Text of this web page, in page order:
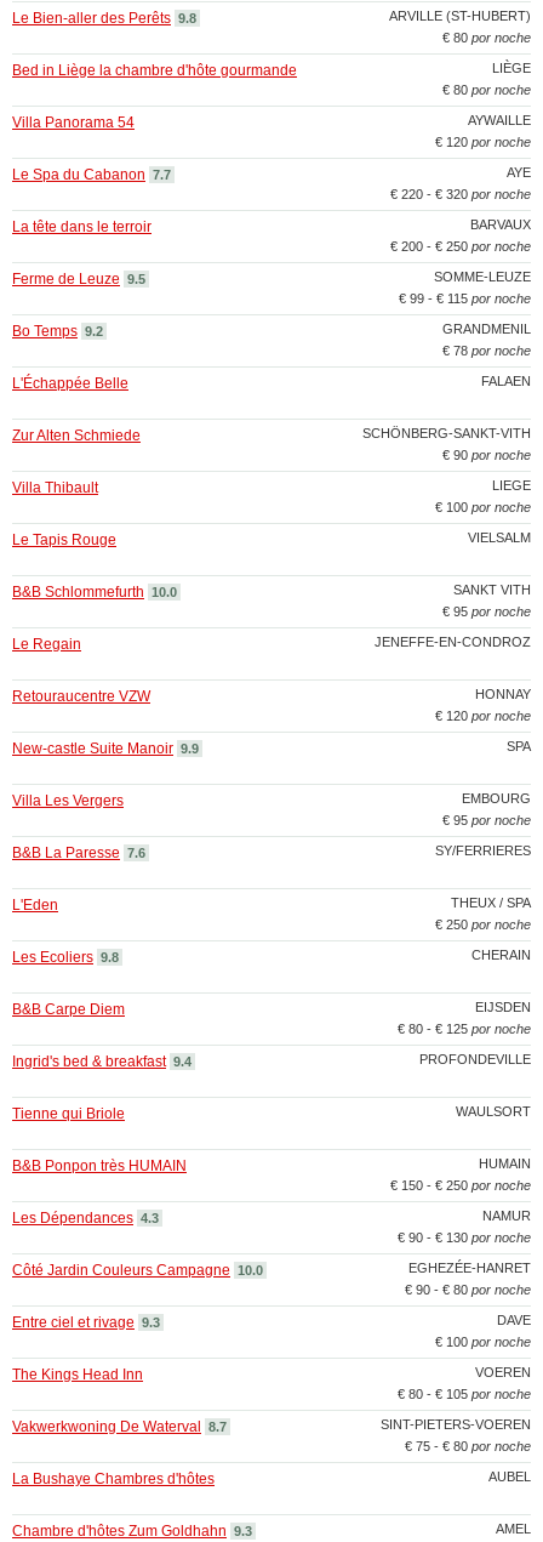
ARVILLE (ST-HUBERT)
Le Bien-aller des Perêts 9.8
€ 80 por noche
LIÈGE
Bed in Liège la chambre d'hôte gourmande
€ 80 por noche
AYWAILLE
Villa Panorama 54
€ 120 por noche
AYE
Le Spa du Cabanon 7.7
€ 220 - € 320 por noche
BARVAUX
La tête dans le terroir
€ 200 - € 250 por noche
SOMME-LEUZE
Ferme de Leuze 9.5
€ 99 - € 115 por noche
GRANDMENIL
Bo Temps 9.2
€ 78 por noche
FALAEN
L'Échappée Belle
SCHÖNBERG-SANKT-VITH
Zur Alten Schmiede
€ 90 por noche
LIEGE
Villa Thibault
€ 100 por noche
VIELSALM
Le Tapis Rouge
SANKT VITH
B&B Schlommefurth 10.0
€ 95 por noche
JENEFFE-EN-CONDROZ
Le Regain
HONNAY
Retouraucentre VZW
€ 120 por noche
SPA
New-castle Suite Manoir 9.9
EMBOURG
Villa Les Vergers
€ 95 por noche
SY/FERRIERES
B&B La Paresse 7.6
THEUX / SPA
L'Eden
€ 250 por noche
CHERAIN
Les Ecoliers 9.8
EIJSDEN
B&B Carpe Diem
€ 80 - € 125 por noche
PROFONDEVILLE
Ingrid's bed & breakfast 9.4
WAULSORT
Tienne qui Briole
HUMAIN
B&B Ponpon très HUMAIN
€ 150 - € 250 por noche
NAMUR
Les Dépendances 4.3
€ 90 - € 130 por noche
EGHEZÉE-HANRET
Côté Jardin Couleurs Campagne 10.0
€ 90 - € 80 por noche
DAVE
Entre ciel et rivage 9.3
€ 100 por noche
VOEREN
The Kings Head Inn
€ 80 - € 105 por noche
SINT-PIETERS-VOEREN
Vakwerkwoning De Waterval
8.7
€ 75 - € 80 por noche
AUBEL
La Bushaye Chambres d'hôtes
AMEL
Chambre d'hôtes Zum Goldhahn 9.3